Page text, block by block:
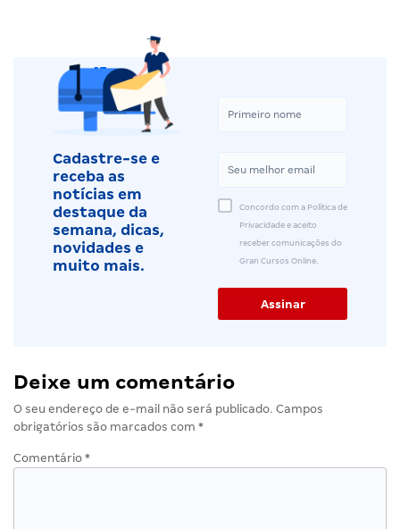
Cadastre-se e
receba as
notícias em
destaque da
semana, dicas,
novidades e
muito mais.
Concordo com a Política de
Privacidade e aceito
receber comunicações do
Gran Cursos Online.
Deixe um comentário
O seu endereço de e-mail não será publicado. Campos
obrigatórios são marcados com *
Comentário *